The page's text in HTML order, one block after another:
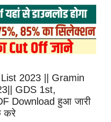
2023 || Gramin
GDS 1st,
Download हुआ जारी
करे